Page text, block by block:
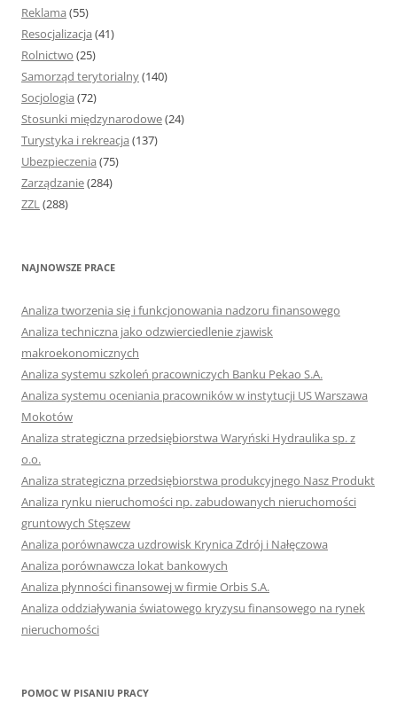
Reklama (55)
Resocjalizacja (41)
Rolnictwo (25)
Samorząd terytorialny(140)
Socjologia (72)
Stosunki międzynarodowe(24)
Turystyka i rekreacja (137)
Ubezpieczenia (75)
Zarządzanie(284)
ZZL(288)
NAJNOWSZE PRACE
Analiza tworzenia się i funkcjonowania nadzoru finansowego
Analiza techniczna jako odzwierciedlenie zjawisk
makroekonomicznych
Analiza systemu szkoleń pracowniczych Banku Pekao S.A.
Analiza systemu oceniania pracowników w instytucji US Warszawa
Mokotów
Analiza strategiczna przedsiębiorstwa Waryński Hydraulika sp. z
o.o.
Analiza strategiczna przedsiębiorstwa produkcyjnego Nasz Produkt
Analiza rynku nieruchomości np. zabudowanych nieruchomości
gruntowych Stęszew
Analiza porównawcza uzdrowisk Krynica Zdrój i Nałęczowa
Analiza porównawcza lokat bankowych
Analiza płynności finansowej w firmie Orbis S.A.
Analiza oddziaływania światowego kryzysu finansowego na rynek
nieruchomości
POMOC W PISANIU PRACY